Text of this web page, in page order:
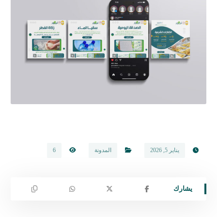
يناير 5, 2026 المدونة 6